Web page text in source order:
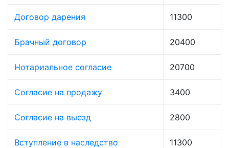
Договор дарения 11300
Брачный договор 20400
Нотариальное согласие 20700
Согласие на продажу 3400
Согласие на выезд 2800
Вступление в наследство 11300